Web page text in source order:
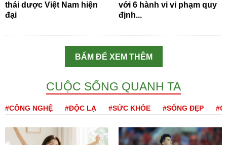
thái dược Việt Nam hiện
đại
với 6 hành vi vi phạm quy
định...
BẤM ĐỂ XEM THÊM
CUỘC SỐNG QUANH TA
#CÔNG NGHỆ #ĐỘC LẠ #SỨC KHỎE #SỐNG ĐẸP